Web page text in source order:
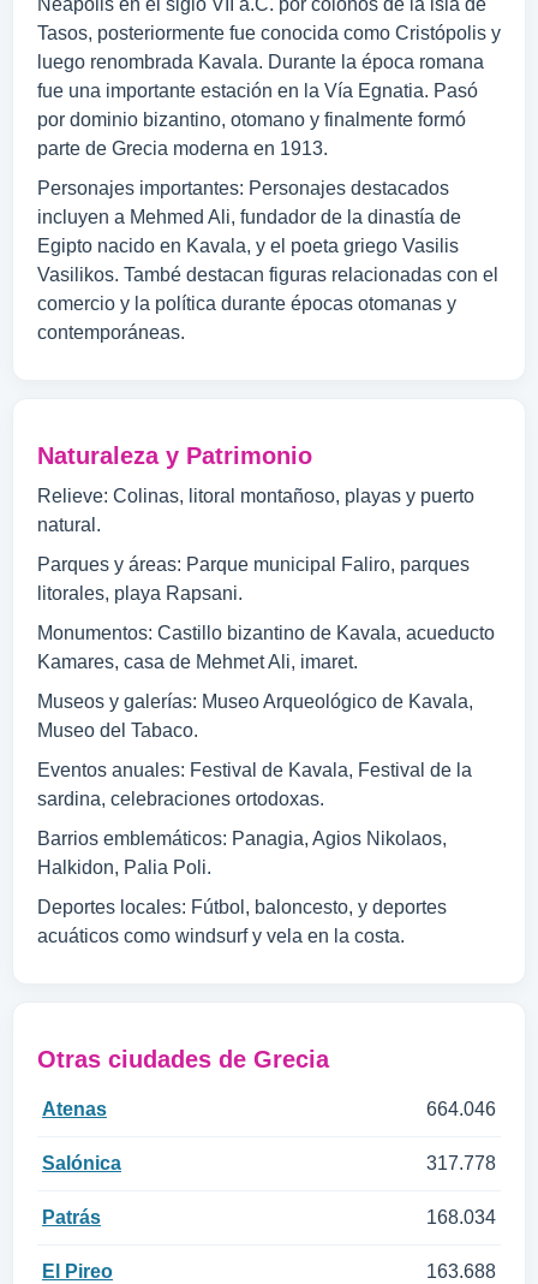
Neapolis en el siglo VII a.C. por colonos de la isla de
Tasos, posteriormente fue conocida como Cristópolis y
luego renombrada Kavala. Durante la época romana
fue una importante estación en la Vía Egnatia. Pasó
por dominio bizantino, otomano y finalmente formó
parte de Grecia moderna en 1913.
Personajes importantes: Personajes destacados
incluyen a Mehmed Ali, fundador de la dinastía de
Egipto nacido en Kavala, y el poeta griego Vasilis
Vasilikos. També destacan figuras relacionadas con el
comercio y la política durante épocas otomanas y
contemporáneas.
Naturaleza y Patrimonio
Relieve: Colinas, litoral montañoso, playas y puerto
natural.
Parques y áreas: Parque municipal Faliro, parques
litorales, playa Rapsani.
Monumentos: Castillo bizantino de Kavala, acueducto
Kamares, casa de Mehmet Ali, imaret.
Museos y galerías: Museo Arqueológico de Kavala,
Museo del Tabaco.
Eventos anuales: Festival de Kavala, Festival de la
sardina, celebraciones ortodoxas.
Barrios emblemáticos: Panagia, Agios Nikolaos,
Halkidon, Palia Poli.
Deportes locales: Fútbol, baloncesto, y deportes
acuáticos como windsurf y vela en la costa.
Otras ciudades de Grecia
Atenas 664.046
Salónica 317.778
Patrás 168.034
El Pireo 163.688